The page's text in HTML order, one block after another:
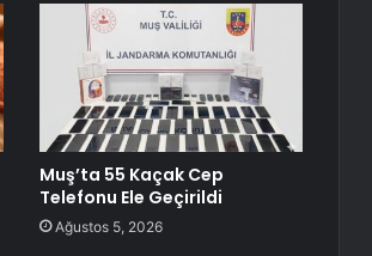
Muş’ta 55 Kaçak Cep
Telefonu Ele Geçirildi
Ağustos 5, 2026